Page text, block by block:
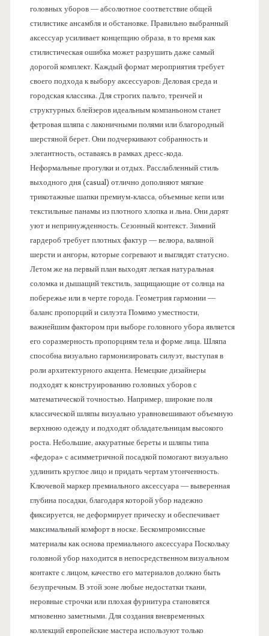
головных уборов — абсолютное соответствие общей
стилистике ансамбля и обстановке. Правильно выбранный
аксессуар усиливает концепцию образа, в то время как
стилистическая ошибка может разрушить даже самый
дорогой комплект. Каждый формат мероприятия требует
своего подхода к выбору аксессуаров: Деловая среда и
городская классика. Для строгих пальто, тренчей и
структурных блейзеров идеальным компаньоном станет
фетровая шляпа с лаконичными полями или благородный
шерстяной берет. Они подчеркивают собранность и
элегантность, оставаясь в рамках дресс-кода.
Неформальные прогулки и отдых. Расслабленный стиль
выходного дня (casual) отлично дополняют мягкие
трикотажные шапки премиум-класса, объемные кепи или
текстильные панамы из плотного хлопка и льна. Они дарят
уют и непринужденность. Сезонный контекст. Зимний
гардероб требует плотных фактур — велюра, валяной
шерсти и ангоры, которые согревают и выглядят статусно.
Летом же на первый план выходят легкая натуральная
соломка и дышащий текстиль, защищающие от солнца на
побережье или в черте города. Геометрия гармонии —
баланс пропорций и силуэта Помимо уместности,
важнейшим фактором при выборе головного убора является
его соразмерность пропорциям тела и форме лица. Шляпа
способна визуально гармонизировать силуэт, выступая в
роли архитектурного акцента. Немецкие дизайнеры
подходят к конструированию головных уборов с
математической точностью. Например, широкие поля
классической шляпы визуально уравновешивают объемную
верхнюю одежду и подходят обладательницам высокого
роста. Небольшие, аккуратные береты и шляпы типа
«федора» с асимметричной посадкой помогают визуально
удлинить круглое лицо и придать чертам утонченность.
Ключевой маркер премиального аксессуара — выверенная
глубина посадки, благодаря которой убор надежно
фиксируется, не деформирует прическу и обеспечивает
максимальный комфорт в носке. Бескомпромиссные
материалы как основа премиального аксессуара Поскольку
головной убор находится в непосредственном визуальном
контакте с лицом, качество его материалов должно быть
безупречным. В этой зоне любые недостатки ткани,
неровные строчки или плохая фурнитура становятся
мгновенно заметными. Для создания вневременных
коллекций европейские мастера используют только